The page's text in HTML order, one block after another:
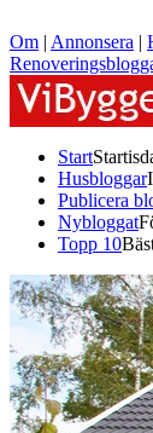
Om | Annonsera |
Start
Husbloggar
Publicera
Nybloggat
Topp 10